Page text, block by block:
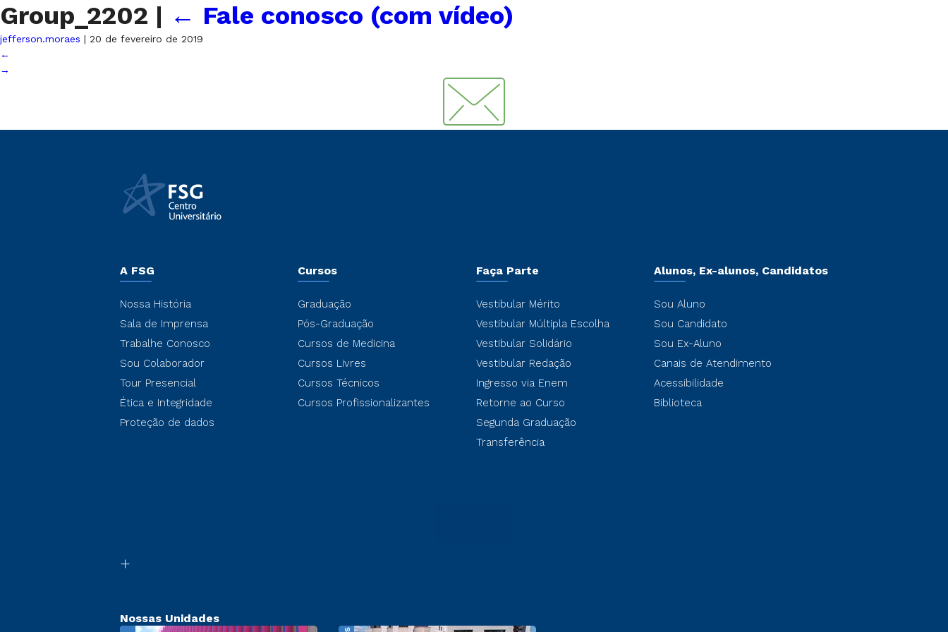
Group_2202 | ← Fale conosco (com vídeo)
jefferson.moraes | 20 de fevereiro de 2019
←
→
A FSG
Nossa História
Sala de Imprensa
Trabalhe Conosco
Sou Colaborador
Tour Presencial
Ética e Integridade
Proteção de dados
Cursos
Graduação
Pós-Graduação
Cursos de Medicina
Cursos Livres
Cursos Técnicos
Cursos Profissionalizantes
Faça Parte
Vestibular Mérito
Vestibular Múltipla Escolha
Vestibular Solidário
Vestibular Redação
Ingresso via Enem
Retorne ao Curso
Segunda Graduação
Transferência
Alunos, Ex-alunos, Candidatos
Sou Aluno
Sou Candidato
Sou Ex-Aluno
Canais de Atendimento
Acessibilidade
Biblioteca
Nossas Unidades